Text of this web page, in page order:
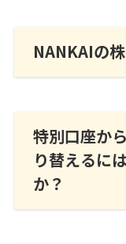
NANKAIの
特別口座か
り替えるに
か？